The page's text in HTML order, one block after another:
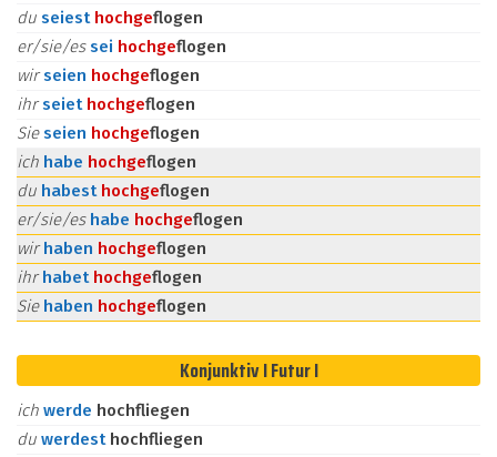
du seiest hochgeflogen
er/sie/essei hochgeflogen
wirseien hochgeflogen
ihrseiet hochgeflogen
Sieseien hochgeflogen
ich habe hochgeflogen
du habest hochgeflogen
er/sie/es habe hochgeflogen
wirhaben hochgeflogen
ihrhabet hochgeflogen
Sie haben hochgeflogen
Konjunktiv I Futur I
ich werde hochfliegen
du werdest hochfliegen